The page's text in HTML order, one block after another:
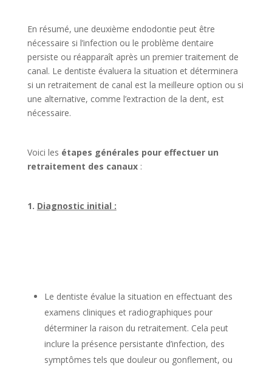
En résumé, une deuxième endodontie peut être
nécessaire si l’infection ou le problème dentaire
persiste ou réapparaît après un premier traitement de
canal. Le dentiste évaluera la situation et déterminera
si un retraitement de canal est la meilleure option ou si
une alternative, comme l’extraction de la dent, est
nécessaire.
Voici les étapes générales pour effectuer un
retraitement des canaux:
1. Diagnostic initial :
Le dentiste évalue la situation en effectuant des
examens cliniques et radiographiques pour
déterminer la raison du retraitement. Cela peut
inclure la présence persistante d’infection, des
symptômes tels que douleur ou gonflement, ou